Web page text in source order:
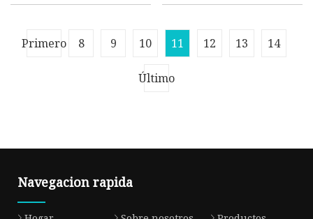
Primero 8 9 10 11 12 13 14
Último
Navegacion rapida